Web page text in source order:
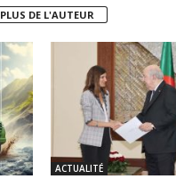
PLUS DE L'AUTEUR
ACTUALITÉ